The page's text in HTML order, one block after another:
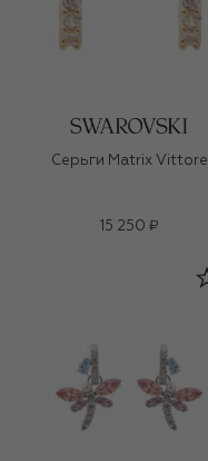
Серьги Matrix Vittore
15 250 ₽